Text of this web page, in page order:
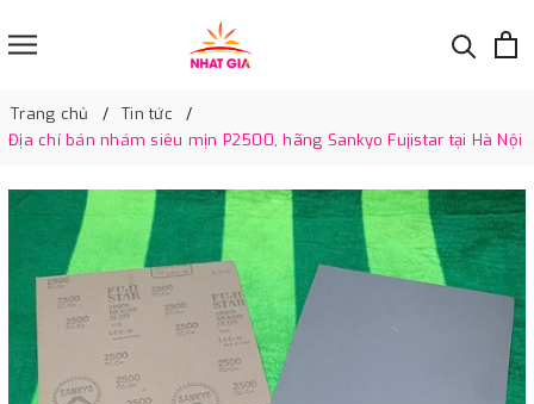
Trang chủ
Tin tức
Địa chỉ bán nhám siêu mịn P2500, hãng Sankyo Fujistar tại Hà Nội